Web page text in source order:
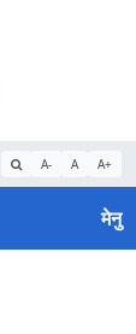
A- A A+
मेनु